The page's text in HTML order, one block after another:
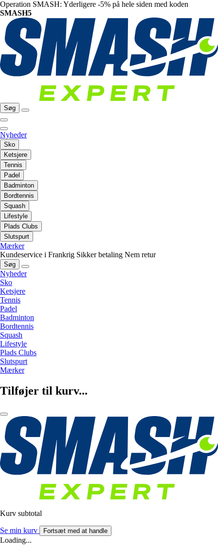
Operation SMASH: Yderligere -5% på hele siden med koden
SMASH5
Søg
Nyheder
Sko
Ketsjere
Tennis
Padel
Badminton
Bordtennis
Squash
Lifestyle
Plads Clubs
Slutspurt
Mærker
Kundeservice i Frankrig Sikker betaling Nem retur
Søg
Nyheder
Sko
Ketsjere
Tennis
Padel
Badminton
Bordtennis
Squash
Lifestyle
Plads Clubs
Slutspurt
Mærker
Tilføjer til kurv...
Kurv subtotal
Se min kurv Fortsæt med at handle
Loading...